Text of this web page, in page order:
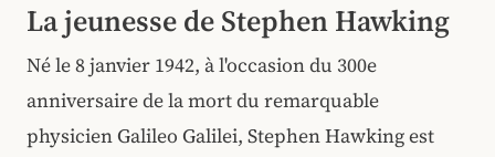
La jeunesse de Stephen Hawking
Né le 8 janvier 1942, à l'occasion du 300e
anniversaire de la mort du remarquable
physicien Galileo Galilei, Stephen Hawking est